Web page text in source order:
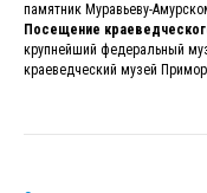
памятник Муравьеву-
Посещение
крупнейший федеральный
краеведческий музей